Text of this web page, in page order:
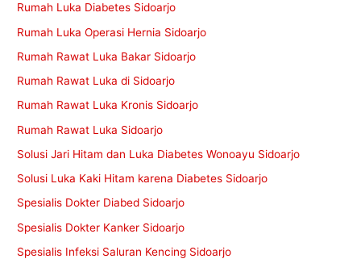
Rumah Luka Diabetes Sidoarjo
Rumah Luka Operasi Hernia Sidoarjo
Rumah Rawat Luka Bakar Sidoarjo
Rumah Rawat Luka di Sidoarjo
Rumah Rawat Luka Kronis Sidoarjo
Rumah Rawat Luka Sidoarjo
Solusi Jari Hitam dan Luka Diabetes Wonoayu Sidoarjo
Solusi Luka Kaki Hitam karena Diabetes Sidoarjo
Spesialis Dokter Diabed Sidoarjo
Spesialis Dokter Kanker Sidoarjo
Spesialis Infeksi Saluran Kencing Sidoarjo